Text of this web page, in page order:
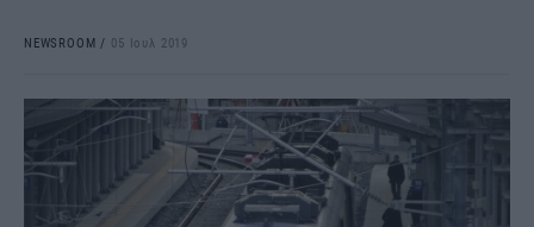
NEWSROOM / 05 Ιουλ 2019